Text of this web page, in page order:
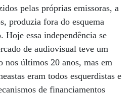
pelas próprias emissoras, a
produzia fora do esquema
Hoje essa independência se
de audiovisual teve um
nos últimos 20 anos, mas em
eram todos esquerdistas e
de financiamentos